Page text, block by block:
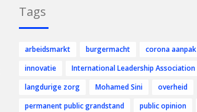
Tags
arbeidsmarkt burgermacht corona aanpak
innovatie
International Leadership Association
langdurige zorg
Mohamed Sini
overheid
permanent public grandstand
public opinion